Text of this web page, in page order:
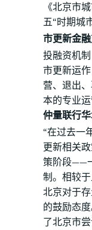
《北京市
五“时期城
市更新金
投融资机
市更新运
营、退出
本的专业运
仲量联行
“在过去一
更新相关
策阶段——
制。相较
北京对于
的鼓励态
了北京市